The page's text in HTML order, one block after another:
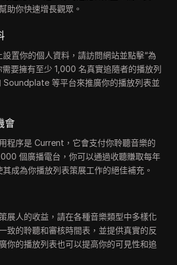
助你快速增長觀眾。
置你的個人資料，請訪問網站並點擊“為
要擁有至少 1,000 名真實追隨者的播放列
等平台來推廣你的播放列表並
會
程序是 Current，它會支付你聆聽音樂的
個廣播電台，你可以通過收聽賺取每年
成為你播放列表策展工作的絕佳補充。
展人的收益，請在各種音樂類型中多樣化
致的聆聽和審核時間表，並提供真實的反
你的播放列表也可以提高你的可見性和追